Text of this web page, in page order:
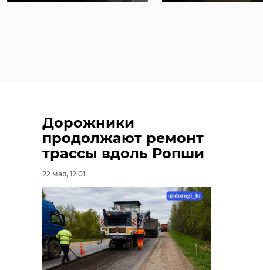
Дорожники
продолжают ремонт
трассы вдоль Ропши
22 мая, 12:01